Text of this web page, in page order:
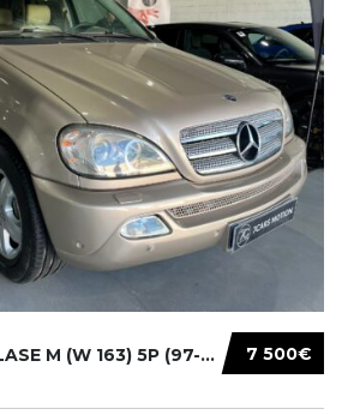
7 500€
MERCEDES BENZ CLASE M (W 163) 5P (97-05) 200...